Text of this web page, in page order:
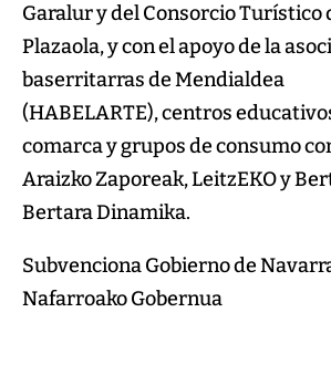
Garalur y del Consorcio Turístico
Plazaola, y con el apoyo de la
baserritarras de Mendialdea
(HABELARTE), centros
comarca y grupos de consumo
Araizko Zaporeak, LeitzEKO y
Bertara Dinamika.
Subvenciona Gobierno de
Nafarroako Gobernua